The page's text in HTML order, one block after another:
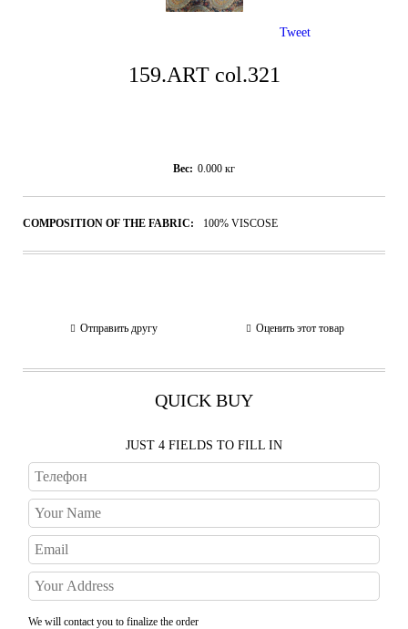
159.ART col.321
Вес: 0.000 кг
COMPOSITION OF THE FABRIC: 100% VISCOSE
Отправить другу Оценить этот товар
QUICK BUY
JUST 4 FIELDS TO FILL IN
We will contact you to finalize the order
Tweet